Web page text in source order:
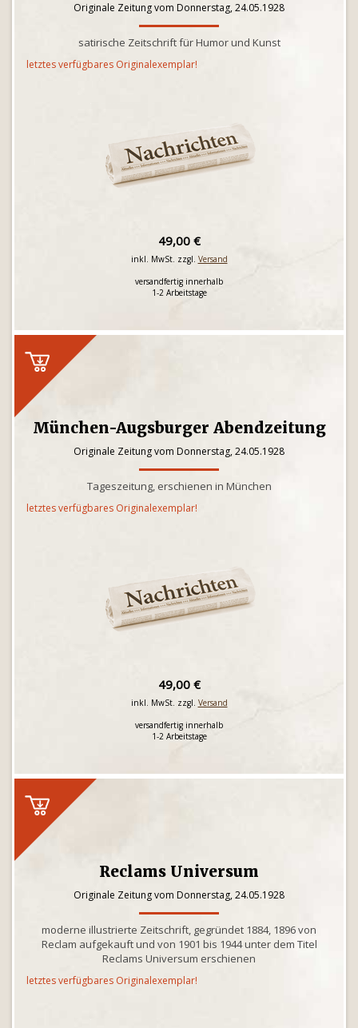
Originale Zeitung vom Donnerstag, 24.05.1928
satirische Zeitschrift für Humor und Kunst
letztes verfügbares Originalexemplar!
49,00 €
inkl. MwSt. zzgl. Versand
versandfertig innerhalb
1-2 Arbeitstage
München-Augsburger Abendzeitung
Originale Zeitung vom Donnerstag, 24.05.1928
Tageszeitung, erschienen in München
letztes verfügbares Originalexemplar!
49,00 €
inkl. MwSt. zzgl. Versand
versandfertig innerhalb
1-2 Arbeitstage
Reclams Universum
Originale Zeitung vom Donnerstag, 24.05.1928
moderne illustrierte Zeitschrift, gegründet 1884, 1896 von
Reclam aufgekauft und von 1901 bis 1944 unter dem Titel
Reclams Universum erschienen
letztes verfügbares Originalexemplar!